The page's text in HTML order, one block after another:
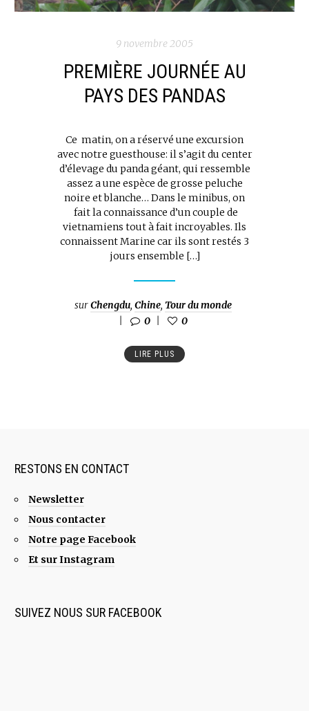
9 novembre 2005
PREMIÈRE JOURNÉE AU
PAYS DES PANDAS
Ce matin, on a réservé une excursion
avec notre guesthouse: il s’agit du center
d’élevage du panda géant, qui ressemble
assez a une espèce de grosse peluche
noire et blanche… Dans le minibus, on
fait la connaissance d’un couple de
vietnamiens tout à fait incroyables. Ils
connaissent Marine car ils sont restés 3
jours ensemble […]
surChengdu, Chine, Tour du monde
0
0
LIRE PLUS
RESTONS EN CONTACT
Newsletter
Nous contacter
Notre page Facebook
Et sur Instagram
SUIVEZ NOUS SUR FACEBOOK